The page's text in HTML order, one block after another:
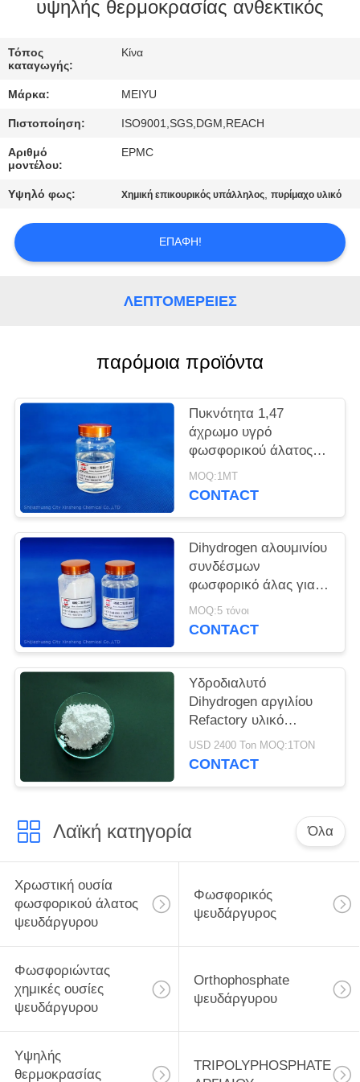
ΕΡΓΟΣΤΑΣΊΟΥ
ΈΛΕΓΧΟΣ
ΠΟΙΌΤΗΤΑΣ
ΕΠΙΚΟΙΝΩΝΉΣΤΕ
ΜΑΖΊ
ΜΑΣ
ΖΗΤΉΣΤΕ
ΜΙΑ
ΠΡΟΣΦΟΡΆ
PRIVACY
POLICY
υψηλής θερμοκρασίας ανθεκτικός
Τόπος
καταγωγής:
Κίνα
Μάρκα: MEIYU
Πιστοποίηση: ISO9001,SGS,DGM,REACH
Αριθμό
μοντέλου:
EPMC
Υψηλό φως: Χημική επικουρικός υπάλληλος,πυρίμαχο υλικό
ΕΠΑΦΉ!
ΛΕΠΤΟΜΈΡΕΙΕΣ
παρόμοια προϊόντα
Πυκνότητα 1,47
άχρωμο υγρό
φωσφορικού άλατος
αλουμινίου CAS
13530-50-2 μονο
MOQ:1MT
CONTACT
Dihydrogen αλουμινίου
συνδέσμων
φωσφορικό άλας για
τα πυρίμαχα υλικά
MOQ:5 τόνοι
CONTACT
Υδροδιαλυτό
Dihydrogen αργιλίου
Refactory υλικό
φωσφορικό άλας
USD 2400 Ton MOQ:1TON
CONTACT
Λαϊκή κατηγορία Όλα
Χρωστική ουσία
φωσφορικού άλατος
ψευδάργυρου
Φωσφορικός
ψευδάργυρος
Φωσφοριώντας
χημικές ουσίες
ψευδάργυρου
Orthophosphate
ψευδάργυρου
Υψηλής
θερμοκρασίας
TRIPOLYPHOSPHATE